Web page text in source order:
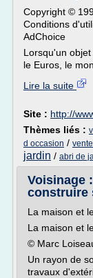
Copyright ©
Conditions
AdChoice
Lorsqu'un
le Euros, le
Lire la suite
Site : http://
Thèmes liés :
d occasion /
jardin / abri de
Voisinage
construire
La maison et
La maison et
© Marc
Un rayon de
travaux